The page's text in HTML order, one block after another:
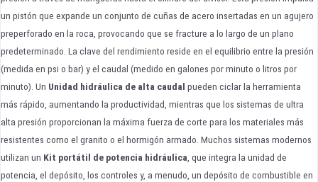
un pistón que expande un conjunto de cuñas de acero insertadas en un agujero
preperforado en la roca, provocando que se fracture a lo largo de un plano
predeterminado. La clave del rendimiento reside en el equilibrio entre la presión
(medida en psi o bar) y el caudal (medido en galones por minuto o litros por
minuto). Un Unidad hidráulica de alta caudal pueden ciclar la herramienta
más rápido, aumentando la productividad, mientras que los sistemas de ultra
alta presión proporcionan la máxima fuerza de corte para los materiales más
resistentes como el granito o el hormigón armado. Muchos sistemas modernos
utilizan un Kit portátil de potencia hidráulica, que integra la unidad de
potencia, el depósito, los controles y, a menudo, un depósito de combustible en